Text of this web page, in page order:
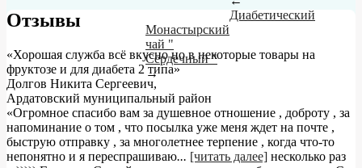
Отзывы
«Хорошая служба всё вкусно но в некоторые товары на
фруктозе и для диабета 2 типа»
Долгов Никита Сергеевич,
Ардатовский муниципальный район
«Огромное спасибо вам за душевное отношение , доброту , за
напоминание о том , что посылка уже меня ждет на почте ,
быструю отправку , за многолетнее терпение , когда что-то
непонятно и я переспрашиваю... [читать далее] несколько раз
Диабетический
Монастырский
чай "
Сердечный "
→